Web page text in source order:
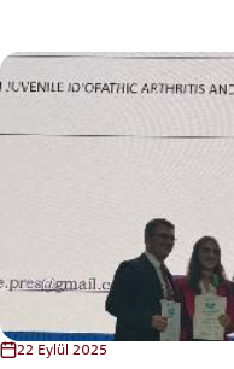
22 Eylül 2025